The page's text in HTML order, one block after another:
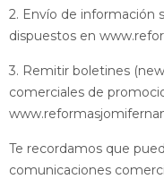
2. Envío de información
dispuestos en
3. Remitir boletines
comerciales de
Te recordamos que
comunicaciones